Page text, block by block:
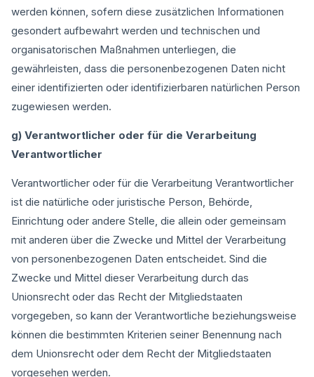
werden können, sofern diese zusätzlichen Informationen
gesondert aufbewahrt werden und technischen und
organisatorischen Maßnahmen unterliegen, die
gewährleisten, dass die personenbezogenen Daten nicht
einer identifizierten oder identifizierbaren natürlichen Person
zugewiesen werden.
g) Verantwortlicher oder für die Verarbeitung
Verantwortlicher
Verantwortlicher oder für die Verarbeitung Verantwortlicher
ist die natürliche oder juristische Person, Behörde,
Einrichtung oder andere Stelle, die allein oder gemeinsam
mit anderen über die Zwecke und Mittel der Verarbeitung
von personenbezogenen Daten entscheidet. Sind die
Zwecke und Mittel dieser Verarbeitung durch das
Unionsrecht oder das Recht der Mitgliedstaaten
vorgegeben, so kann der Verantwortliche beziehungsweise
können die bestimmten Kriterien seiner Benennung nach
dem Unionsrecht oder dem Recht der Mitgliedstaaten
vorgesehen werden.